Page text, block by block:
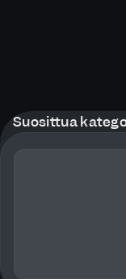
Suosittua